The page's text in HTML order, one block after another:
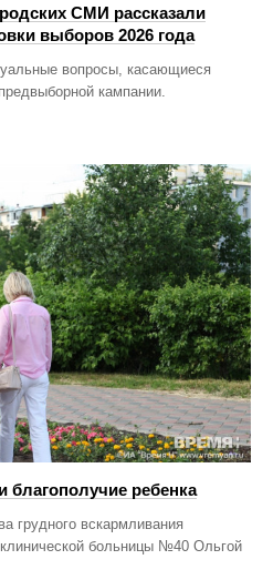
СМИ рассказали
выборов 2026 года
вопросы, касающиеся
кампании.
благополучие ребенка
грудного вскармливания
больницы №40 Ольгой